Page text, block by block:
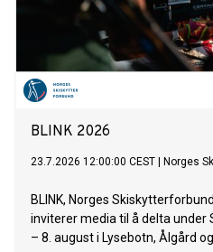
BLINK 2026
23.7.2026 12:00:00 CEST Norges
BLINK, Norges
inviterer media til å delta under
– 8. august i Lysebotn, Ålgård